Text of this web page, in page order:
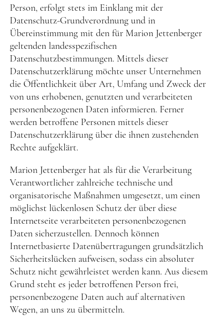
Person, erfolgt stets im Einklang mit der
Datenschutz-Grundverordnung und in
Übereinstimmung mit den für Marion Jettenberger
geltenden landesspezifischen
Datenschutzbestimmungen. Mittels dieser
Datenschutzerklärung möchte unser Unternehmen
die Öffentlichkeit über Art, Umfang und Zweck der
von uns erhobenen, genutzten und verarbeiteten
personenbezogenen Daten informieren. Ferner
werden betroffene Personen mittels dieser
Datenschutzerklärung über die ihnen zustehenden
Rechte aufgeklärt.
Marion Jettenberger hat als für die Verarbeitung
Verantwortlicher zahlreiche technische und
organisatorische Maßnahmen umgesetzt, um einen
möglichst lückenlosen Schutz der über diese
Internetseite verarbeiteten personenbezogenen
Daten sicherzustellen. Dennoch können
Internetbasierte Datenübertragungen grundsätzlich
Sicherheitslücken aufweisen, sodass ein absoluter
Schutz nicht gewährleistet werden kann. Aus diesem
Grund steht es jeder betroffenen Person frei,
personenbezogene Daten auch auf alternativen
Wegen, an uns zu übermitteln.